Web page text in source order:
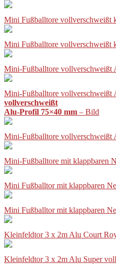
Mini Fußballtore vollverschweißt
Mini Fußballtore vollverschweißt
Mini-Fußballtore vollverschweißt
Mini-Fußballtore
vollverschweißt
Alu-Profil 75×40 mm – Bild
Mini-Fußballtore vollverschweißt
Mini-Fußballtore mit klappbaren
Mini Fußballtor mit klappbaren
Mini Fußballtor mit klappbaren
Kleinfeldtor 3 x 2m Alu Court
Kleinfeldtor 3 x 2m Alu Super